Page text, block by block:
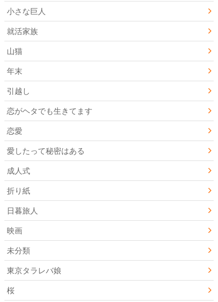
小さな巨人
就活家族
山猫
年末
引越し
恋がヘタでも生きてます
恋愛
愛したって秘密はある
成人式
折り紙
日暮旅人
映画
未分類
東京タラレバ娘
桜